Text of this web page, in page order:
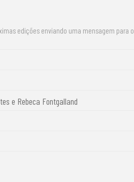
edições enviando uma mensagem para o
e Rebeca Fontgalland